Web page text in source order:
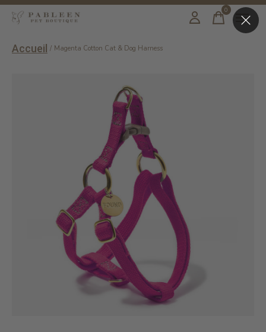
0items
Accueil / Magenta Cotton Cat & Dog Harness